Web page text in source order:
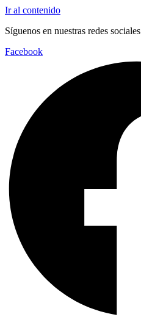
Ir al contenido
Síguenos en nuestras redes sociales
Facebook